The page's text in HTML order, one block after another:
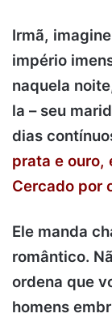
Irmã,
império
naquela
la – seu
dias
prata e ouro,
Cercado por
Ele manda
romântico.
ordena que
homens